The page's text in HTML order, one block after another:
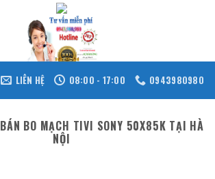
LIÊN HỆ 08:00 - 17:00 0943980980
BÁN BO MẠCH TIVI SONY 50X85K TẠI HÀ
NỘI